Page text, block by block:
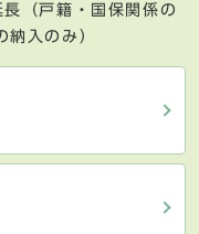
（戸籍・国保関係の
納入のみ）